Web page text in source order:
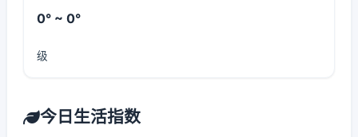
0° ~ 0°
级
今日生活指数